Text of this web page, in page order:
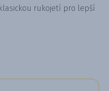
rukojetí pro lepší